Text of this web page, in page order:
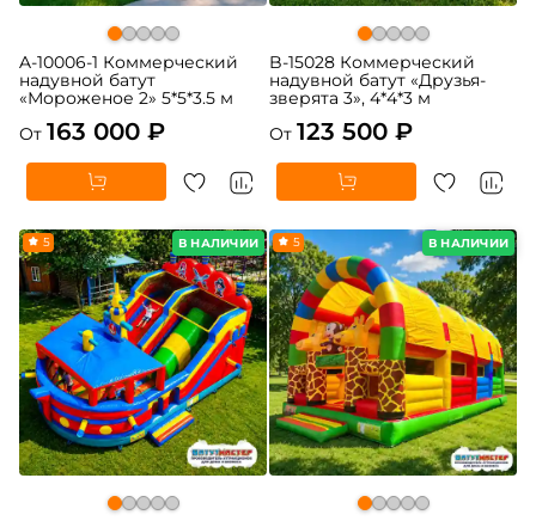
A-10006-1 Коммерческий
надувной батут
«Мороженое 2» 5*5*3.5 м
От 163 000 ₽
B-15028 Коммерческий
надувной батут «Друзья-
зверята 3», 4*4*3 м
От 123 500 ₽
В НАЛИЧИИ
5 В НАЛИЧИИ
5